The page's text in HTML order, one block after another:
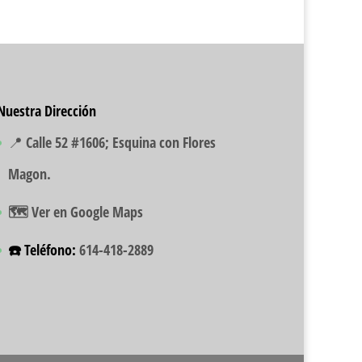
Dirección
📍 Calle 52 #1606; Esquina con Flores
Magon.
🗺️ Ver en Google Maps
☎️ Teléfono: 614-418-2889